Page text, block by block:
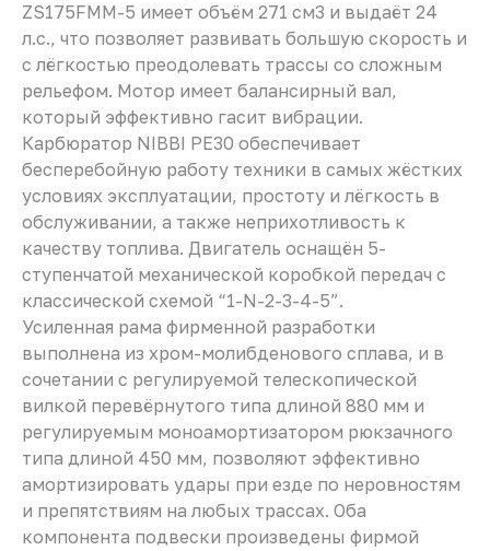
ZS175FMM-5 имеет объём 271 см3 и выдаёт 24
л.с., что позволяет развивать большую скорость и
с лёгкостью преодолевать трассы со сложным
рельефом. Мотор имеет балансирный вал,
который эффективно гасит вибрации.
Карбюратор NIBBI PE30 обеспечивает
бесперебойную работу техники в самых жёстких
условиях эксплуатации, простоту и лёгкость в
обслуживании, а также неприхотливость к
качеству топлива. Двигатель оснащён 5-
ступенчатой механической коробкой передач с
классической схемой “1-N-2-3-4-5”.
Усиленная рама фирменной разработки
выполнена из хром-молибденового сплава, и в
сочетании с регулируемой телескопической
вилкой перевёрнутого типа длиной 880 мм и
регулируемым моноамортизатором рюкзачного
типа длиной 450 мм, позволяют эффективно
амортизировать удары при езде по неровностям
и препятствиям на любых трассах. Оба
компонента подвески произведены фирмой